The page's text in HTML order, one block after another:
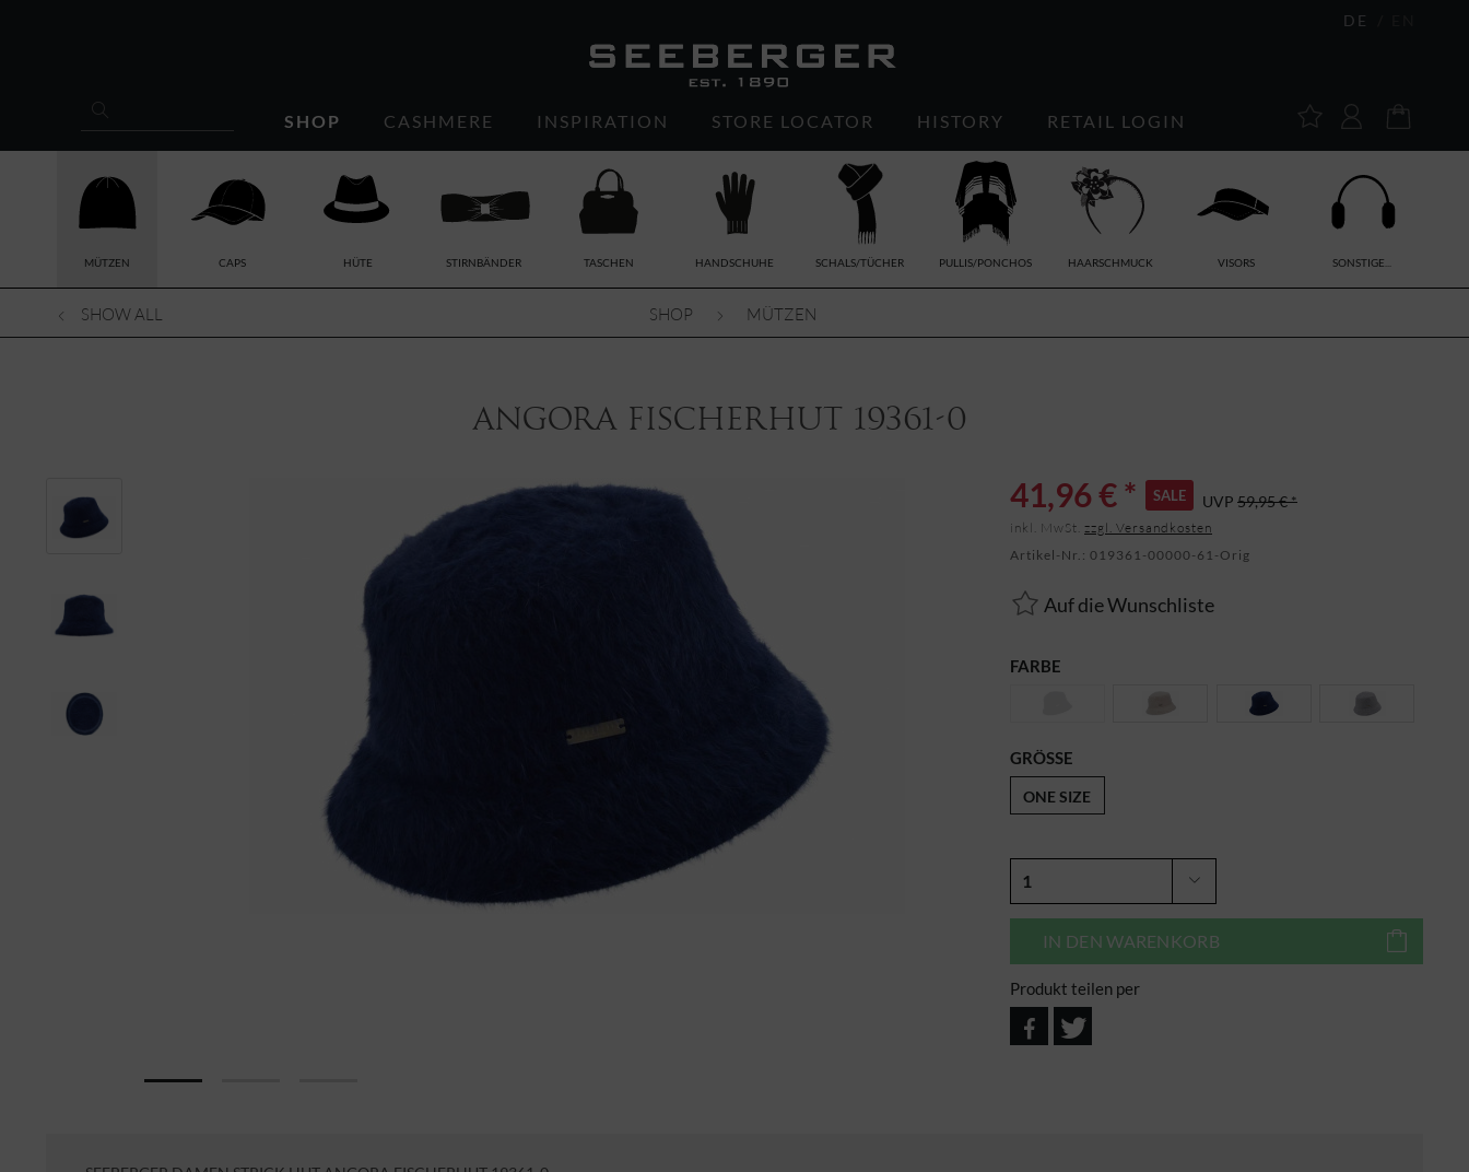
DE
SHOP CASHMERE INSPIRATION STORE LOCATOR HISTORY RETAIL LOGIN
MÜTZEN CAPS HÜTE STIRNBÄNDER TASCHEN HANDSCHUHE SCHALS/TÜCHER PULLIS/PONCHOS HAARSCHMUCK VISORS SONSTIGE...
SHOW ALL SHOP MÜTZEN
Angora Fischerhut 19361-0
41,96 € * SALE UVP 59,95 € *
inkl. MwSt. zzgl. Versandkosten
Artikel-Nr.: 019361-00000-61-Orig
Auf die Wunschliste
FARBE
GRÖSSE
ONE SIZE
IN DEN WARENKORB
Produkt teilen per